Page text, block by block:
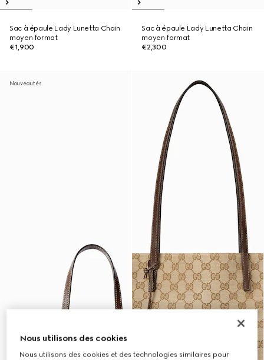
Sac à épaule Lady Lunetta Chain
moyen format
€1,900
Sac à épaule Lady Lunetta Chain
moyen format
€2,300
Nouveautés
Nous utilisons des cookies
Nous utilisons des cookies et des technologies similaires pour